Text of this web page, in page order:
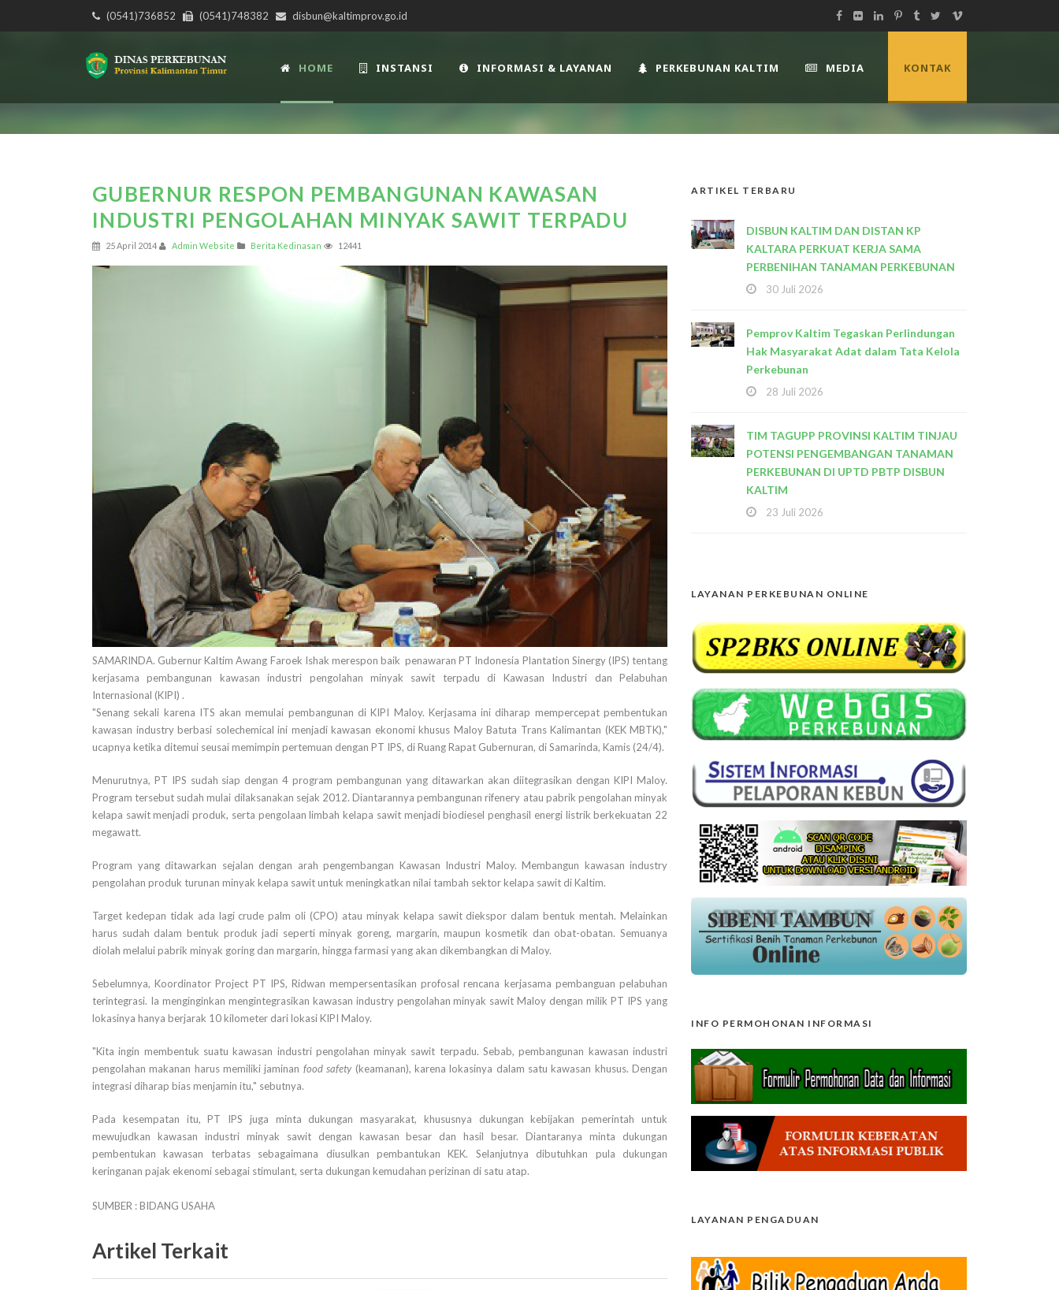
(0541)736852 (0541)748382 disbun@kaltimprov.go.id
HOME INSTANSI INFORMASI & LAYANAN PERKEBUNAN KALTIM MEDIA KONTAK
GUBERNUR RESPON PEMBANGUNAN KAWASAN
INDUSTRI PENGOLAHAN MINYAK SAWIT TERPADU
25 April 2014 Admin Website Berita Kedinasan 12441
SAMARINDA. Gubernur Kaltim Awang Faroek Ishak merespon baik penawaran PT Indonesia Plantation Sinergy (IPS) tentang
kerjasama pembangunan kawasan industri pengolahan minyak sawit terpadu di Kawasan Industri dan Pelabuhan
Internasional (KIPI) .
"Senang sekali karena ITS akan memulai pembangunan di KIPI Maloy. Kerjasama ini diharap mempercepat pembentukan
kawasan industry berbasi solechemical ini menjadi kawasan ekonomi khusus Maloy Batuta Trans Kalimantan (KEK MBTK),"
ucapnya ketika ditemui seusai memimpin pertemuan dengan PT IPS, di Ruang Rapat Gubernuran, di Samarinda, Kamis (24/4).
Menurutnya, PT IPS sudah siap dengan 4 program pembangunan yang ditawarkan akan diitegrasikan dengan KIPI Maloy.
Program tersebut sudah mulai dilaksanakan sejak 2012. Diantarannya pembangunan rifenery atau pabrik pengolahan minyak
kelapa sawit menjadi produk, serta pengolaan limbah kelapa sawit menjadi biodiesel penghasil energi listrik berkekuatan 22
megawatt.
Program yang ditawarkan sejalan dengan arah pengembangan Kawasan Industri Maloy. Membangun kawasan industry
pengolahan produk turunan minyak kelapa sawit untuk meningkatkan nilai tambah sektor kelapa sawit di Kaltim.
Target kedepan tidak ada lagi crude palm oli (CPO) atau minyak kelapa sawit diekspor dalam bentuk mentah. Melainkan
harus sudah dalam bentuk produk jadi seperti minyak goreng, margarin, maupun kosmetik dan obat-obatan. Semuanya
diolah melalui pabrik minyak goring dan margarin, hingga farmasi yang akan dikembangkan di Maloy.
Sebelumnya, Koordinator Project PT IPS, Ridwan mempersentasikan profosal rencana kerjasama pembanguan pelabuhan
terintegrasi. Ia menginginkan mengintegrasikan kawasan industry pengolahan minyak sawit Maloy dengan milik PT IPS yang
lokasinya hanya berjarak 10 kilometer dari lokasi KIPI Maloy.
"Kita ingin membentuk suatu kawasan industri pengolahan minyak sawit terpadu. Sebab, pembangunan kawasan industri
pengolahan makanan harus memiliki jaminan food safety(keamanan), karena lokasinya dalam satu kawasan khusus. Dengan
integrasi diharap bias menjamin itu," sebutnya.
Pada kesempatan itu, PT IPS juga minta dukungan masyarakat, khususnya dukungan kebijakan pemerintah untuk
mewujudkan kawasan industri minyak sawit dengan kawasan besar dan hasil besar. Diantaranya minta dukungan
pembentukan kawasan terbatas sebagaimana diusulkan pembantukan KEK. Selanjutnya dibutuhkan pula dukungan
keringanan pajak ekenomi sebagai stimulant, serta dukungan kemudahan perizinan di satu atap.
SUMBER : BIDANG USAHA
Artikel Terkait
ARTIKEL TERBARU
DISBUN KALTIM DAN DISTAN KP
KALTARA PERKUAT KERJA SAMA
PERBENIHAN TANAMAN PERKEBUNAN
30 Juli 2026
Pemprov Kaltim Tegaskan Perlindungan
Hak Masyarakat Adat dalam Tata Kelola
Perkebunan
28 Juli 2026
TIM TAGUPP PROVINSI KALTIM TINJAU
POTENSI PENGEMBANGAN TANAMAN
PERKEBUNAN DI UPTD PBTP DISBUN
KALTIM
23 Juli 2026
LAYANAN PERKEBUNAN ONLINE
INFO PERMOHONAN INFORMASI
LAYANAN PENGADUAN